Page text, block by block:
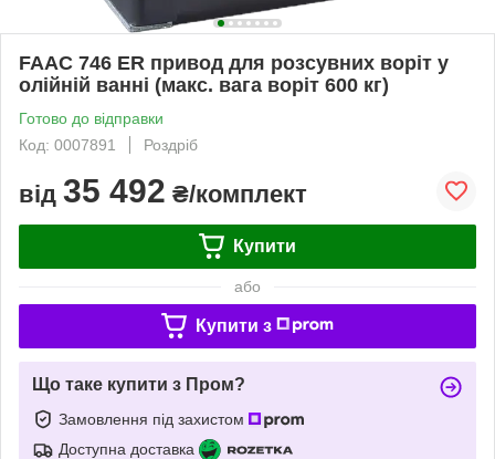
FAAC 746 ER привод для розсувних воріт у
олійній ванні (макс. вага воріт 600 кг)
Готово до відправки
Код: 0007891
Роздріб
від 35 492 ₴/комплект
Купити
або
Купити з
Що таке купити з Пром?
Замовлення під захистом
Доступна доставка